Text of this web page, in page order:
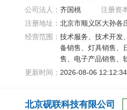
公司法人： 齐国桃 注册资
注册地址： 北京市顺义区大孙各
经营范围： 技术服务、技术开发
备销售、灯具销售、
售、电子产品销售、
冷、空调设备销售、
更新时间： 2026-08-06 12:12:34
北京砚联科技有限公司